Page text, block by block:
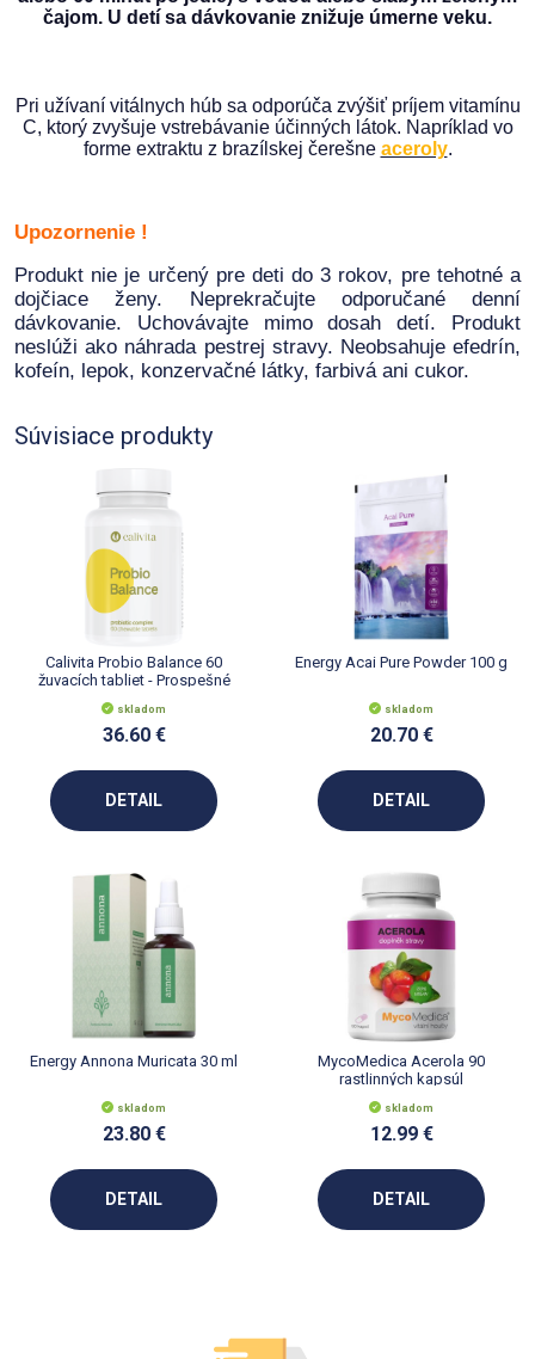
čajom. U detí sa dávkovanie znižuje úmerne veku.
Pri užívaní vitálnych húb sa odporúča zvýšiť príjem vitamínu
C, ktorý zvyšuje vstrebávanie účinných látok. Napríklad vo
forme extraktu z brazílskej čerešne aceroly.
Upozornenie !
Produkt nie je určený pre deti do 3 rokov, pre tehotné a
dojčiace ženy. Neprekračujte odporučané denní
dávkovanie. Uchovávajte mimo dosah detí. Produkt
neslúži ako náhrada pestrej stravy. Neobsahuje efedrín,
kofeín, lepok, konzervačné látky, farbivá ani cukor.
Súvisiace produkty
Calivita Probio Balance 60
žuvacích tabliet - Prospešné
skladom
36.60 €
DETAIL
Energy Acai Pure Powder 100 g
skladom
20.70 €
DETAIL
Energy Annona Muricata 30 ml
skladom
23.80 €
DETAIL
MycoMedica Acerola 90
rastlinných kapsúl
skladom
12.99 €
DETAIL